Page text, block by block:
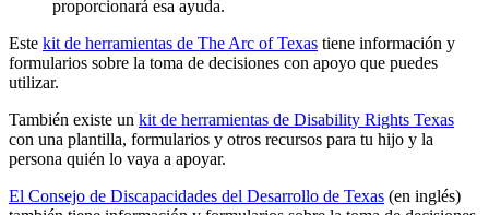
proporcionará esa ayuda.
Este kit de herramientas de The Arc of Texas tiene información y
formularios sobre la toma de decisiones con apoyo que puedes
utilizar.
También existe un kit de herramientas de Disability Rights Texas
con una plantilla, formularios y otros recursos para tu hijo y la
persona quién lo vaya a apoyar.
El Consejo de Discapacidades del Desarrollo de Texas (en inglés)